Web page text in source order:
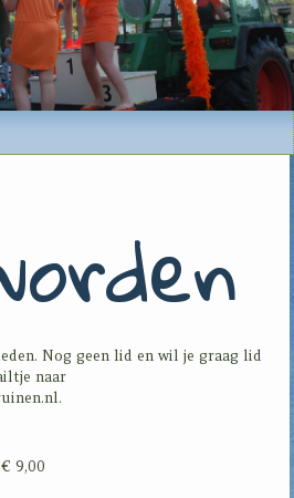
Nog geen lid en wil je graag lid
naar
9,00